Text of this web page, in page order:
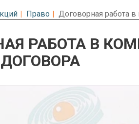
Право Договорная работа
РАБОТА В
просмотр.